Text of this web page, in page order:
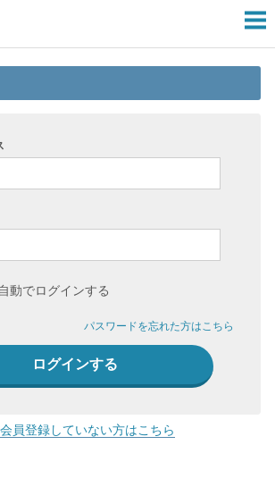
動でログインする
パスワードを忘れた方はこちら
員登録していない方はこちら